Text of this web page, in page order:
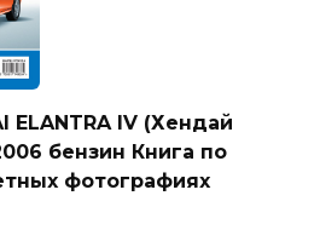
ELANTRA IV (Хендай
бензин Книга по
фотографиях